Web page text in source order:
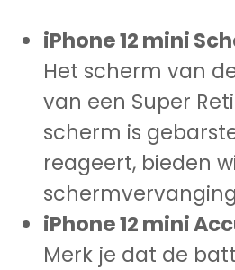
iPhone 12 mini
Het scherm van
van een Super
scherm is
reageert, bieden
iPhone 12 mini
Merk je dat de